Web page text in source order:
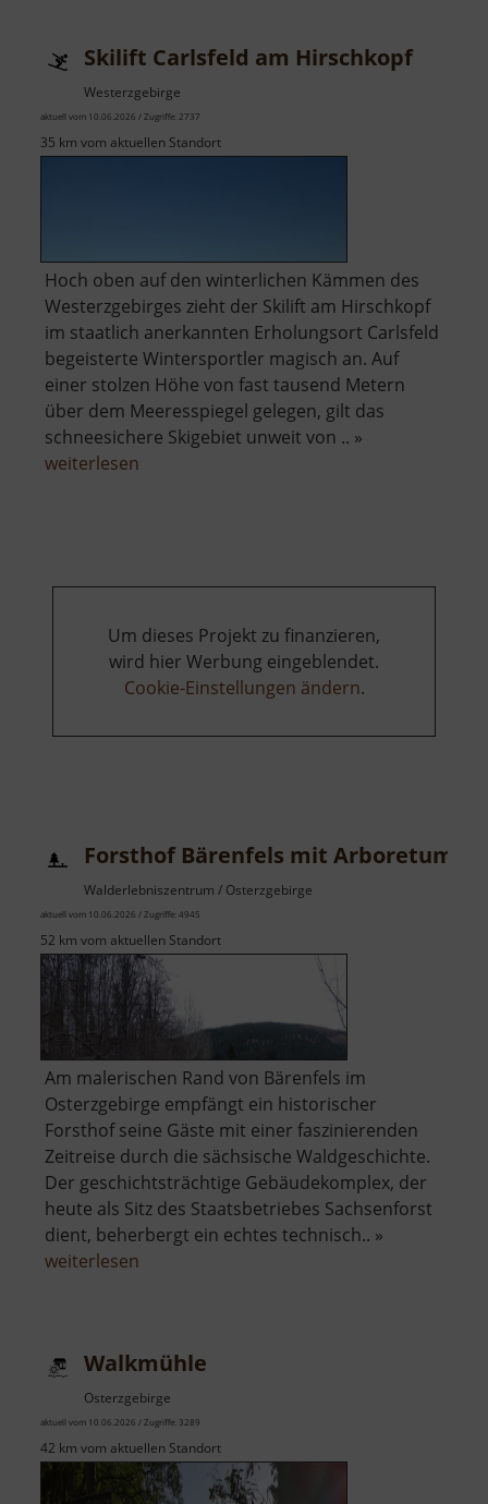
Skilift Carlsfeld am Hirschkopf
Westerzgebirge
aktuell vom 10.06.2026 / Zugriffe: 2737
35 km vom aktuellen Standort
Hoch oben auf den winterlichen Kämmen des
Westerzgebirges zieht der Skilift am Hirschkopf
im staatlich anerkannten Erholungsort Carlsfeld
begeisterte Wintersportler magisch an. Auf
einer stolzen Höhe von fast tausend Metern
über dem Meeresspiegel gelegen, gilt das
schneesichere Skigebiet unweit von .. »
weiterlesen
Um dieses Projekt zu finanzieren,
wird hier Werbung eingeblendet.
Cookie-Einstellungen ändern.
Forsthof Bärenfels mit Arboretum
Walderlebniszentrum / Osterzgebirge
aktuell vom 10.06.2026 / Zugriffe: 4945
52 km vom aktuellen Standort
Am malerischen Rand von Bärenfels im
Osterzgebirge empfängt ein historischer
Forsthof seine Gäste mit einer faszinierenden
Zeitreise durch die sächsische Waldgeschichte.
Der geschichtsträchtige Gebäudekomplex, der
heute als Sitz des Staatsbetriebes Sachsenforst
dient, beherbergt ein echtes technisch.. »
weiterlesen
Arboretum
Walkmühle
Osterzgebirge
aktuell vom 10.06.2026 / Zugriffe: 3289
42 km vom aktuellen Standort